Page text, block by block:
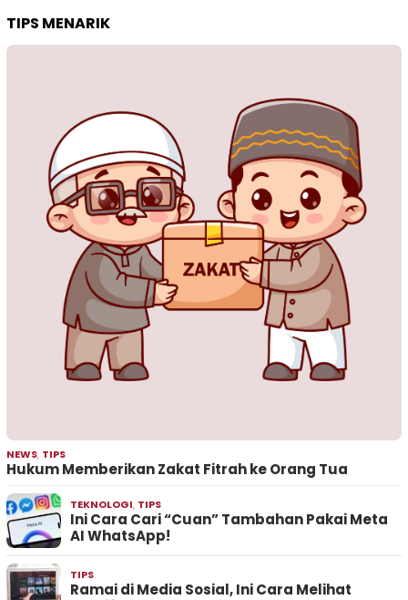
TIPS MENARIK
NEWS, TIPS
Hukum Memberikan Zakat Fitrah ke Orang Tua
TEKNOLOGI, TIPS
Ini Cara Cari “Cuan” Tambahan Pakai Meta
AI WhatsApp!
TIPS
Ramai di Media Sosial, Ini Cara Melihat